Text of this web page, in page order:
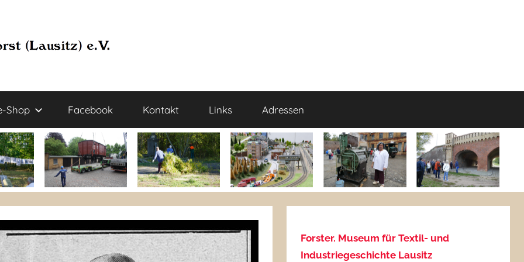
Shop Facebook Kontakt Links Adressen
Forster. Museum für Textil- und
Industriegeschichte Lausitz